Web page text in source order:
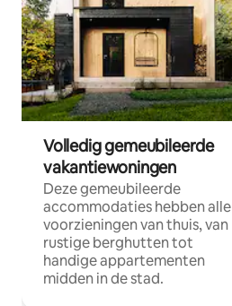
Volledig gemeubileerde
vakantiewoningen
Deze gemeubileerde
accommodaties hebben alle
voorzieningen van thuis, van
rustige berghutten tot
handige appartementen
midden in de stad.